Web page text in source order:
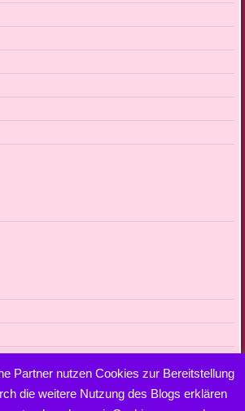
Partner nutzen Cookies zur Bereitstellung
die weitere Nutzung des Blogs erklären